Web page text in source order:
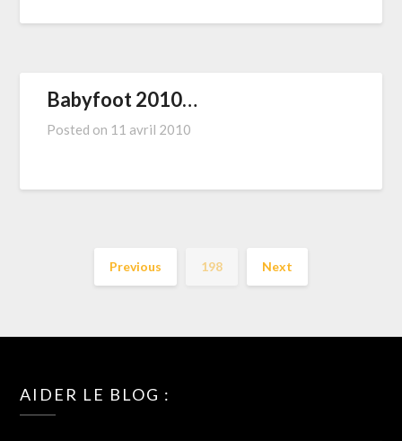
Babyfoot 2010…
Posted on 11 avril 2010
Previous 198 Next
AIDER LE BLOG :